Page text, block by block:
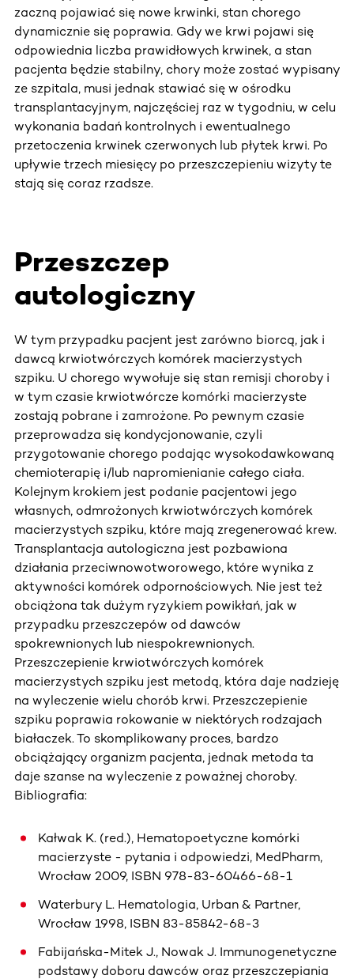
zaczną pojawiać się nowe krwinki, stan chorego
dynamicznie się poprawia. Gdy we krwi pojawi się
odpowiednia liczba prawidłowych krwinek, a stan
pacjenta będzie stabilny, chory może zostać wypisany
ze szpitala, musi jednak stawiać się w ośrodku
transplantacyjnym, najczęściej raz w tygodniu, w celu
wykonania badań kontrolnych i ewentualnego
przetoczenia krwinek czerwonych lub płytek krwi. Po
upływie trzech miesięcy po przeszczepieniu wizyty te
stają się coraz rzadsze.
Przeszczep
autologiczny
W tym przypadku pacjent jest zarówno biorcą, jak i
dawcą krwiotwórczych komórek macierzystych
szpiku. U chorego wywołuje się stan remisji choroby i
w tym czasie krwiotwórcze komórki macierzyste
zostają pobrane i zamrożone. Po pewnym czasie
przeprowadza się kondycjonowanie, czyli
przygotowanie chorego podając wysokodawkowaną
chemioterapię i/lub napromienianie całego ciała.
Kolejnym krokiem jest podanie pacjentowi jego
własnych, odmrożonych krwiotwórczych komórek
macierzystych szpiku, które mają zregenerować krew.
Transplantacja autologiczna jest pozbawiona
działania przeciwnowotworowego, które wynika z
aktywności komórek odpornościowych. Nie jest też
obciążona tak dużym ryzykiem powikłań, jak w
przypadku przeszczepów od dawców
spokrewnionych lub niespokrewnionych.
Przeszczepienie krwiotwórczych komórek
macierzystych szpiku jest metodą, która daje nadzieję
na wyleczenie wielu chorób krwi. Przeszczepienie
szpiku poprawia rokowanie w niektórych rodzajach
białaczek. To skomplikowany proces, bardzo
obciążający organizm pacjenta, jednak metoda ta
daje szanse na wyleczenie z poważnej choroby.
Bibliografia:
Kałwak K. (red.), Hematopoetyczne komórki
macierzyste - pytania i odpowiedzi, MedPharm,
Wrocław 2009, ISBN 978-83-60466-68-1
Waterbury L. Hematologia, Urban & Partner,
Wrocław 1998, ISBN 83-85842-68-3
Fabijańska-Mitek J., Nowak J. Immunogenetyczne
podstawy doboru dawców oraz przeszczepiania